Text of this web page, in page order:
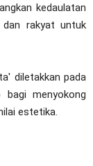
kedaulatan
dan rakyat untuk
diletakkan pada
bagi menyokong
estetika.